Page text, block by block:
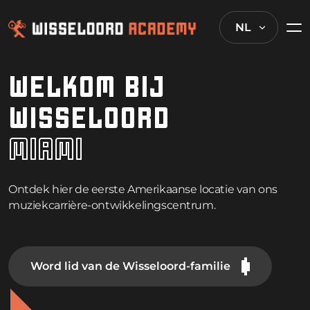
NL
WELKOM BIJ
WISSELOORD
MIAMI
Ontdek hier de eerste Amerikaanse locatie van ons
muziekcarrière-ontwikkelingscentrum.
Word lid van de Wisseloord-familie